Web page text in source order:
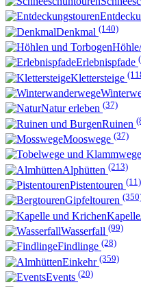
Denkmal (140)
Erlebnispfade
Klettersteige
Natur erleben (37)
Ruinen
Mooswege (37)
Alphütten (213)
Pistentouren (11)
Gipfeltouren
Wasserfall (99)
Findlinge (28)
Einkehr (359)
Events (20)